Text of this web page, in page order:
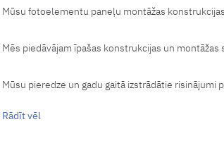
Mūsu fotoelementu paneļu montāžas
Mēs piedāvājam īpašas konstrukcijas un
Mūsu pieredze un gadu gaitā izstrādātie
Aicinām iepazīties ar mūsu piedāvājumu.
Rādīt vēl